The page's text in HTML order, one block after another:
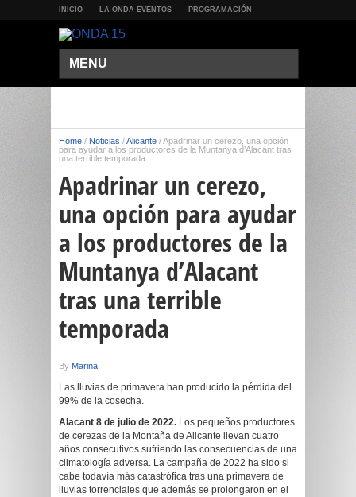
INICIO LA ONDA EVENTOS PROGRAMACIÓN
MENU
Home / Noticias /Alicante /Apadrinar un cerezo, una opción
para ayudar a los productores de la Muntanya d’Alacant tras
una terrible temporada
Apadrinar un cerezo,
una opción para ayudar
a los productores de la
Muntanya d’Alacant
tras una terrible
temporada
By Marina
Las lluvias de primavera han producido la pérdida del
99% de la cosecha.
Alacant 8 de julio de 2022. Los pequeños productores
de cerezas de la Montaña de Alicante llevan cuatro
años consecutivos sufriendo las consecuencias de una
climatología adversa. La campaña de 2022 ha sido si
cabe todavía más catastrófica tras una primavera de
lluvias torrenciales que además se prolongaron en el